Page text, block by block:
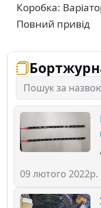
Коробка:
Повний привід
09 лютого 2022р.